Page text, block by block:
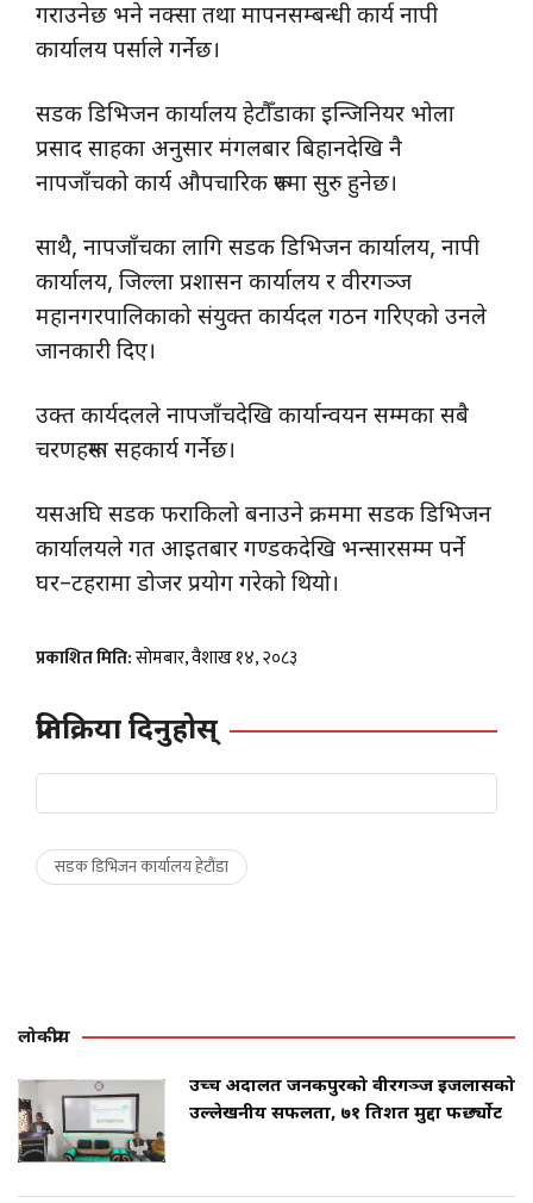
गराउनेछ भने नक्सा तथा मापनसम्बन्धी कार्य नापी
कार्यालय पर्साले गर्नेछ।
सडक डिभिजन कार्यालय हेटौँडाका इन्जिनियर भोला
प्रसाद साहका अनुसार मंगलबार बिहानदेखि नै
नापजाँचको कार्य औपचारिक रूपमा सुरु हुनेछ।
साथै, नापजाँचका लागि सडक डिभिजन कार्यालय, नापी
कार्यालय, जिल्ला प्रशासन कार्यालय र वीरगञ्ज
महानगरपालिकाको संयुक्त कार्यदल गठन गरिएको उनले
जानकारी दिए।
उक्त कार्यदलले नापजाँचदेखि कार्यान्वयन सम्मका सबै
चरणहरूमा सहकार्य गर्नेछ।
यसअघि सडक फराकिलो बनाउने क्रममा सडक डिभिजन
कार्यालयले गत आइतबार गण्डकदेखि भन्सारसम्म पर्ने
घर–टहरामा डोजर प्रयोग गरेको थियो।
प्रकाशित मिति:सोमबार, वैशाख १४, २०८३
प्रतिक्रिया दिनुहोस्
सडक डिभिजन कार्यालय हेटौंडा
लोकप्रीय
उच्च अदालत जनकपुरको वीरगञ्ज इजलासको
उल्लेखनीय सफलता, ७१ प्रतिशत मुद्दा फर्छ्योट